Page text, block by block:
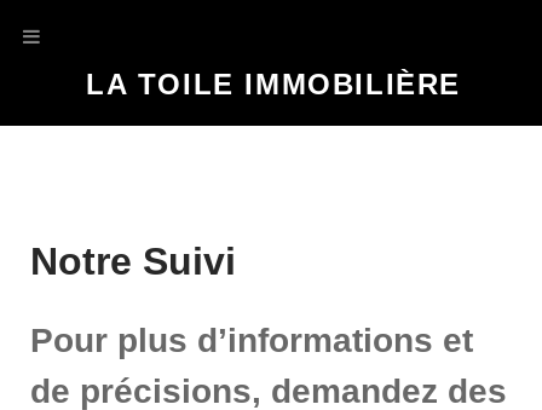
LA TOILE IMMOBILIÈRE
Notre Suivi
Pour plus d’informations et
de précisions, demandez des